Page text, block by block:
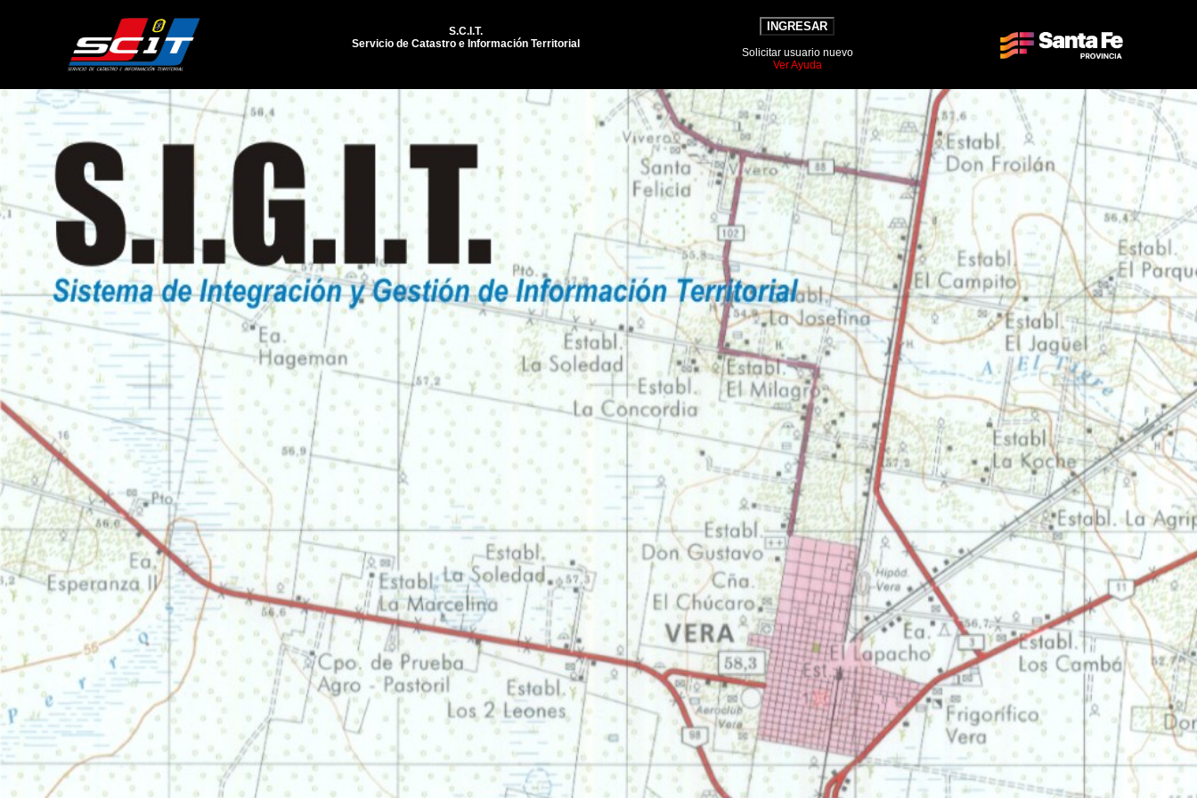
S.C.I.T.
Servicio de Catastro e Información Territorial
INGRESAR
Solicitar usuario nuevo
Ver Ayuda